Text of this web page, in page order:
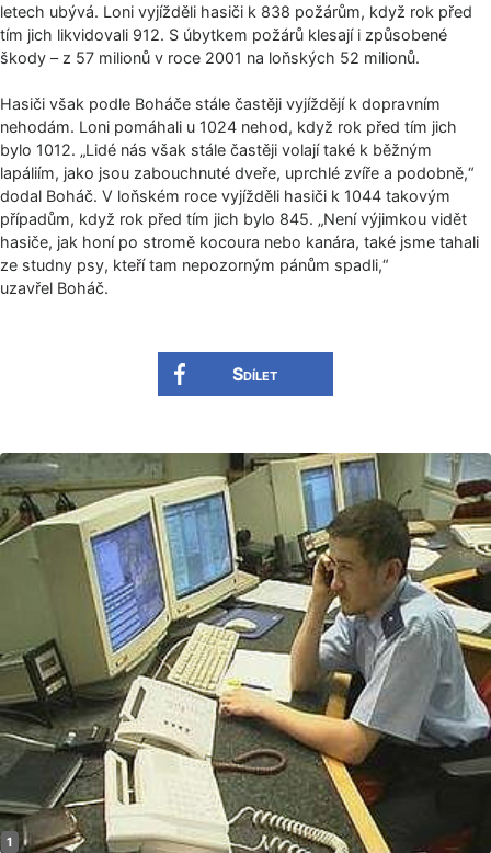
letech ubývá. Loni vyjížděli hasiči k 838 požárům, když rok před
tím jich likvidovali 912. S úbytkem požárů klesají i způsobené
škody – z 57 milionů v roce 2001 na loňských 52 milionů.
Hasiči však podle Boháče stále častěji vyjíždějí k dopravním
nehodám. Loni pomáhali u 1024 nehod, když rok před tím jich
bylo 1012. „Lidé nás však stále častěji volají také k běžným
lapáliím, jako jsou zabouchnuté dveře, uprchlé zvíře a podobně,“
dodal Boháč. V loňském roce vyjížděli hasiči k 1044 takovým
případům, když rok před tím jich bylo 845. „Není výjimkou vidět
hasiče, jak honí po stromě kocoura nebo kanára, také jsme tahali
ze studny psy, kteří tam nepozorným pánům spadli,“
uzavřel Boháč.
Sdílet